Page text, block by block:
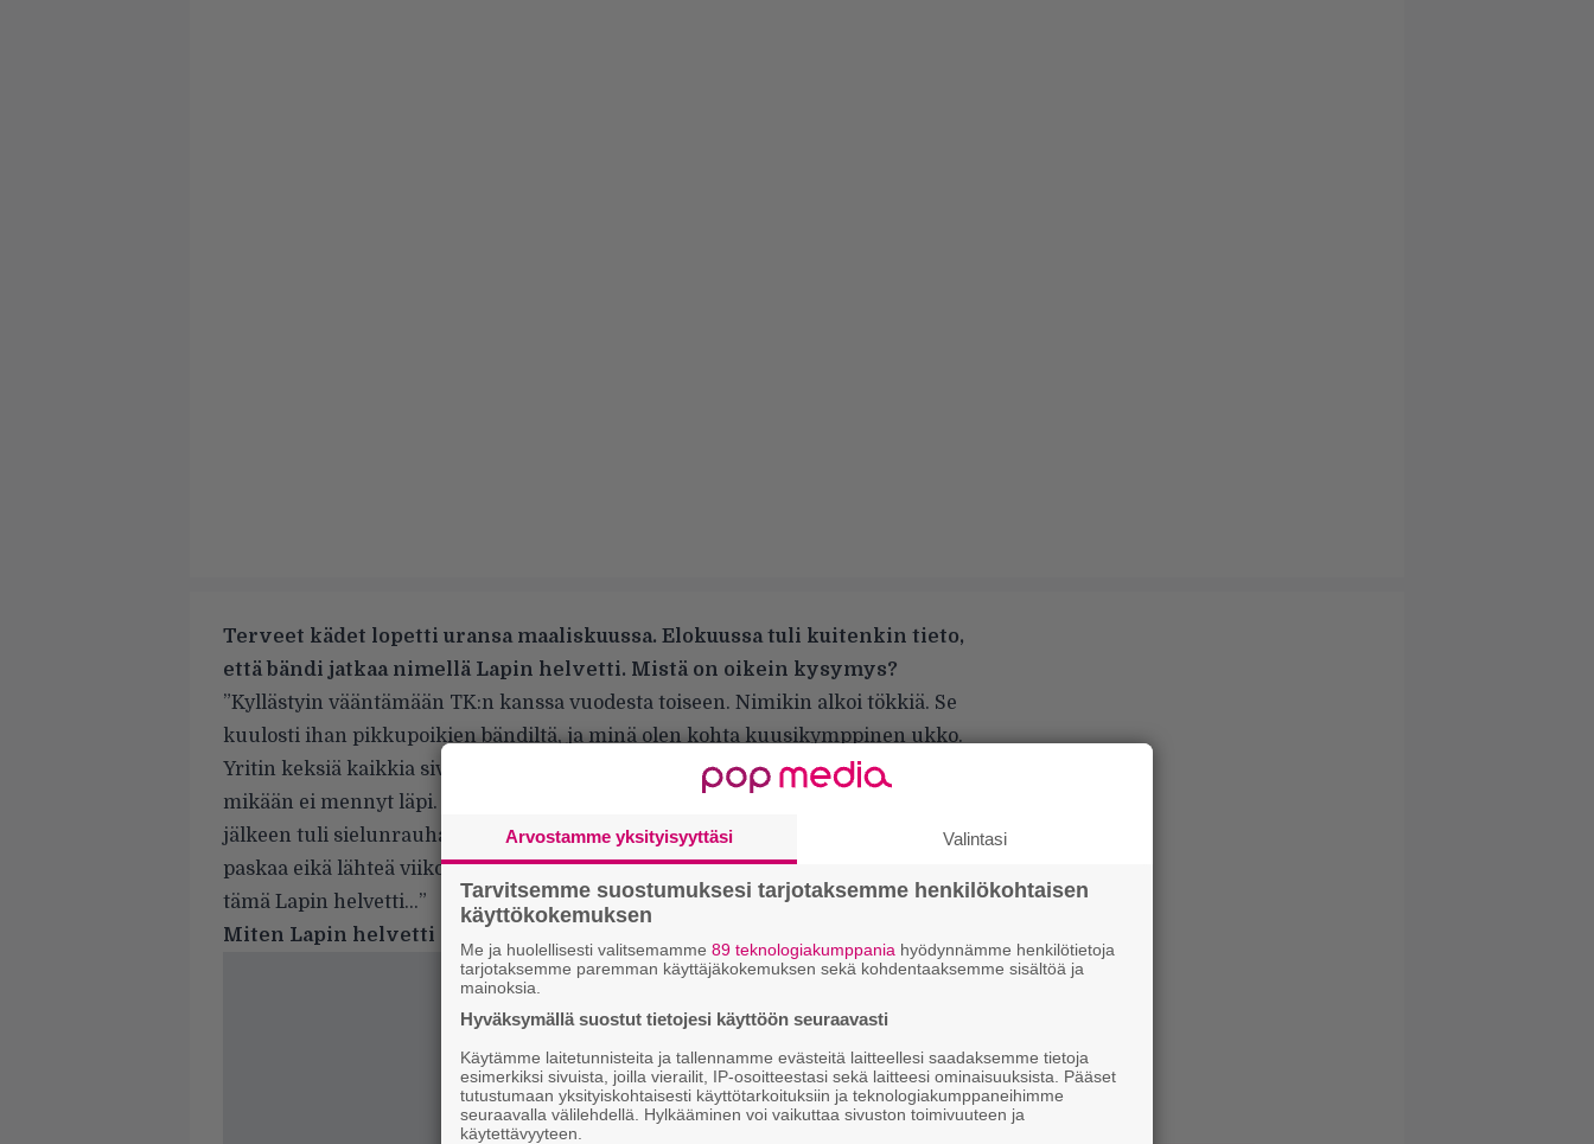
Terveet kädet lopetti uransa maaliskuussa. Elokuussa tuli kuitenkin tieto,
että bändi jatkaa nimellä Lapin helvetti. Mistä on oikein kysymys?
”Kyllästyin vääntämään TK:n kanssa vuodesta toiseen. Nimikin alkoi tökkiä. Se
kuulosti ihan pikkupoikien bändiltä, ja minä olen kohta kuusikymppinen ukko.
Yritin keksiä kaikkia sivujuonia TK:hon, että asioita olisi tehty eri tavalla, mutta
mikään ei mennyt läpi. Silloin ajattelin, että bändi pitää lopettaa tylysti. Sen
jälkeen tuli sielunrauha, että aah, ei tarvitse enää koskaan huutaa Pissaa ja
paskaa eikä lähteä viikonloppuisin keikoille, jos ei huvita. Paitsi että nyt tuli
tämä Lapin helvetti…”
Miten Lapin helvetti eroaa Terveistä käsistä?
Arvostamme yksityisyyttäsi Valintasi
Tarvitsemme suostumuksesi tarjotaksemme henkilökohtaisen
käyttökokemuksen
Me ja huolellisesti valitsemamme 89 teknologiakumppania hyödynnämme henkilötietoja
tarjotaksemme paremman käyttäjäkokemuksen sekä kohdentaaksemme sisältöä ja
mainoksia.
Hyväksymällä suostut tietojesi käyttöön seuraavasti
Käytämme laitetunnisteita ja tallennamme evästeitä laitteellesi saadaksemme tietoja
esimerkiksi sivuista, joilla vierailit, IP-osoitteestasi sekä laitteesi ominaisuuksista. Pääset
tutustumaan yksityiskohtaisesti käyttötarkoituksiin ja teknologiakumppaneihimme
seuraavalla välilehdellä. Hylkääminen voi vaikuttaa sivuston toimivuuteen ja
käytettävyyteen.